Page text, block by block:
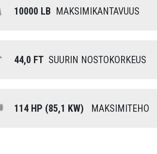
10000 LB MAKSIMIKANTAVUUS
44,0 FTSUURIN NOSTOKORKEUS
114 HP (85,1 KW) MAKSIMITEHO